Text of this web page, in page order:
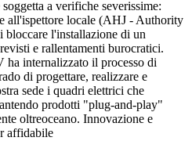
a verifiche severissime:
all'ispettore locale (AHJ - Authority
l'installazione di un
e rallentamenti burocratici.
ha internalizzato il processo di
di progettare, realizzare e
sede i quadri elettrici che
prodotti "plug-and-play"
oltreoceano. Innovazione e
affidabile